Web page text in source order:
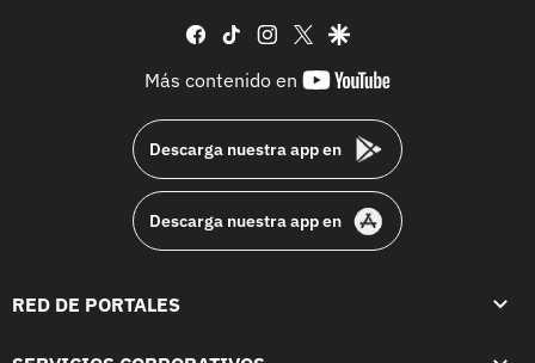
facebook
tiktok instagram
twittergoogle
Más contenido en
youtube-
Descarga nuestra app en
Descarga nuestra app en
RED DE PORTALES